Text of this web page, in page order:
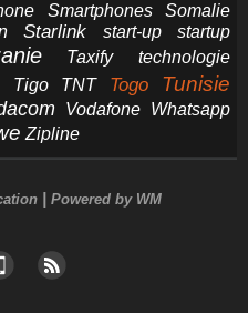
Smartphones
Somalie
Starlink start-up startup
Taxify
technologie
Tigo TNT Togo Tunisie
Vodafone Whatsapp
Zipline
| Powered by WM